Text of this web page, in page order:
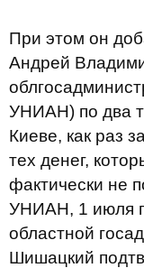
При этом он
Андрей
УНИАН) по два
Киеве, как раз
тех денег,
фактически не
УНИАН, 1 июля
областной
Шишацкий